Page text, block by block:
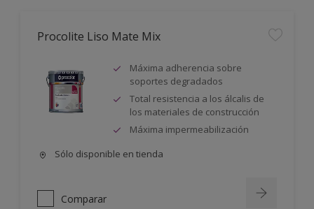
Procolite Liso Mate Mix
Máxima adherencia sobre
soportes degradados
Total resistencia a los álcalis de
los materiales de construcción
Máxima impermeabilización
Sólo disponible en tienda
Comparar